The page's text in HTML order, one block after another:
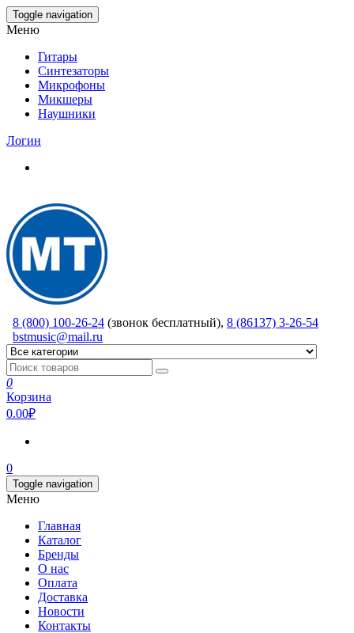
Skip
to
content
Toggle navigation
Меню
Гитары
Синтезаторы
Микрофоны
Микшеры
Наушники
Логин
8 (800) 100-26-24 (звонок бесплатный), 8 (86137) 3-26-54
bstmusic@mail.ru
0
Корзина
0.00₽
0
Toggle navigation
Меню
Главная
Каталог
Бренды
О нас
Оплата
Доставка
Новости
Контакты